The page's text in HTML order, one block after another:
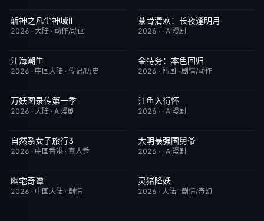
更新至第09集
斩神之凡尘神域Ⅱ
2026 · 大陆 · 动作/动画
完结
茶骨清欢：长夜逢明月
2026 · · AI漫剧
更新至第22集
江海潮生
2026 · 中国大陆 · 传记/历史
已完结
金特务：本色回归
2026 · 韩国 · 剧情/动作
完结
万妖图录传第一季
2026 · 大陆 · AI漫剧
完结
江鱼入衍怀
2026 · · AI漫剧
已完结
自然系女子旅行3
2026 · 中国香港 · 真人秀
完结
大明最强国舅爷
2026 · · AI漫剧
更新至第14集
幽宅奇谭
2026 · 中国大陆 · 剧情
本周更新
灵猪降妖
2026 · 大陆 · 剧情/奇幻